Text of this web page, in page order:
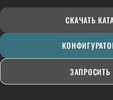
СКАЧАТЬ
ЗАПРОСИТЬ